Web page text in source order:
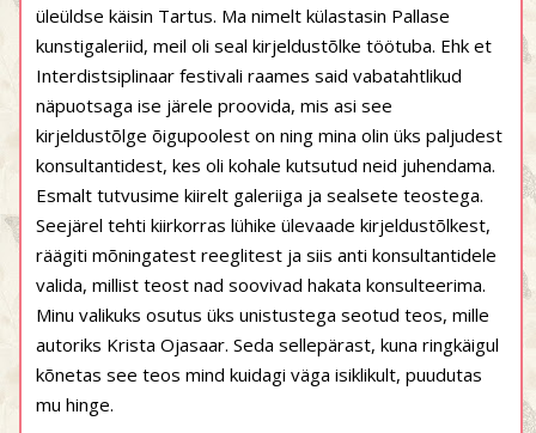
üleüldse käisin Tartus. Ma nimelt külastasin Pallase
kunstigaleriid, meil oli seal kirjeldustõlke töötuba. Ehk et
Interdistsiplinaar festivali raames said vabatahtlikud
näpuotsaga ise järele proovida, mis asi see
kirjeldustõlge õigupoolest on ning mina olin üks paljudest
konsultantidest, kes oli kohale kutsutud neid juhendama.
Esmalt tutvusime kiirelt galeriiga ja sealsete teostega.
Seejärel tehti kiirkorras lühike ülevaade kirjeldustõlkest,
räägiti mõningatest reeglitest ja siis anti konsultantidele
valida, millist teost nad soovivad hakata konsulteerima.
Minu valikuks osutus üks unistustega seotud teos, mille
autoriks Krista Ojasaar. Seda sellepärast, kuna ringkäigul
kõnetas see teos mind kuidagi väga isiklikult, puudutas
mu hinge.